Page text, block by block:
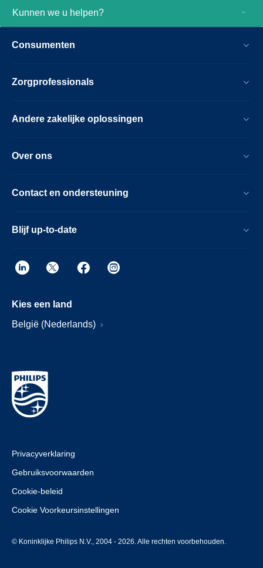
Kunnen we u helpen?
Consumenten
Zorgprofessionals
Andere zakelijke oplossingen
Over ons
Contact en ondersteuning
Blijf up-to-date
Kies een land
België (Nederlands)
Privacyverklaring
Gebruiksvoorwaarden
Cookie-beleid
Cookie Voorkeursinstellingen
© Koninklijke Philips N.V., 2004 - 2026. Alle rechten voorbehouden.